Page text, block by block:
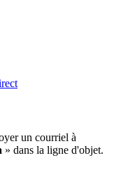
un courriel à
» dans la ligne d'objet.